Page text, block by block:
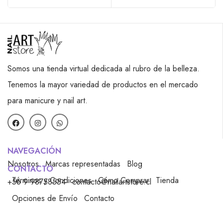
Somos una tienda virtual dedicada al rubro de la belleza.
Tenemos la mayor variedad de productos en el mercado
para manicure y nail art.
NAVEGACIÓN
Nosotros Marcas representadas
Blog
Términos y Condiciones Cómo Comprar Tienda
CONTACTO
+56 9 98758554 contacto@nailartstore.cl
Opciones de Envío
Contacto